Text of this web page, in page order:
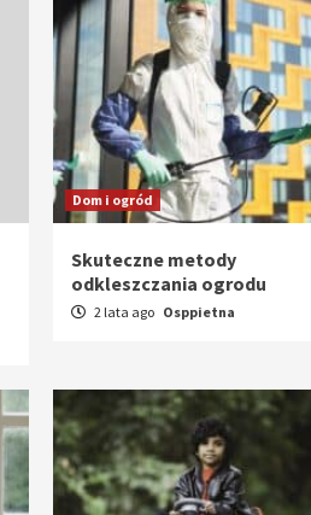
Dom i ogród
Skuteczne metody
odkleszczania ogrodu
2 lata ago Osppietna